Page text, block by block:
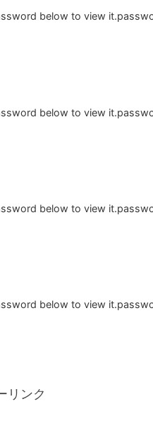
below to view
below to view
below to view
below to view
リンク